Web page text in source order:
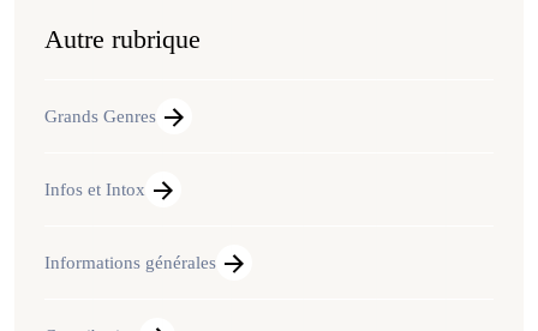
Autre rubrique
Grands Genres
Infos et Intox
Informations générales